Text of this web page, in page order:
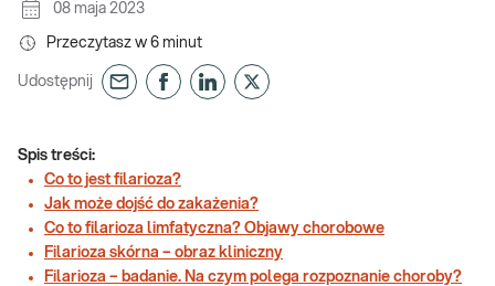
08 maja 2023
Przeczytasz w 6 minut
Udostępnij
Spis treści:
Co to jest filarioza?
Jak może dojść do zakażenia?
Co to filarioza limfatyczna? Objawy chorobowe
Filarioza skórna – obraz kliniczny
Filarioza – badanie. Na czym polega rozpoznanie choroby?